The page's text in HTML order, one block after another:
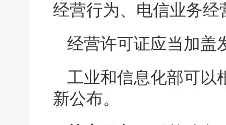
经营行为、电信业务
经营许可证应当加盖
工业和信息化部可以
新公布。